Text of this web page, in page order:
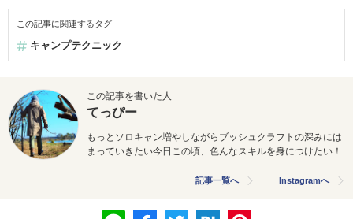
この記事に関連するタグ
キャンプテクニック
この記事を書いた人
てっぴー
もっとソロキャン増やしながらブッシュクラフトの深みには
まっていきたい今日この頃、色んなスキルを身につけたい！
記事一覧へ Instagramへ